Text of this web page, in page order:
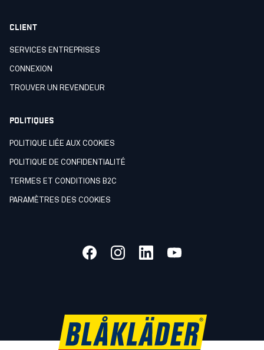
CLIENT
SERVICES ENTREPRISES
CONNEXION
TROUVER UN REVENDEUR
POLITIQUES
POLITIQUE LIÉE AUX COOKIES
POLITIQUE DE CONFIDENTIALITÉ
TERMES ET CONDITIONS B2C
PARAMÈTRES DES COOKIES